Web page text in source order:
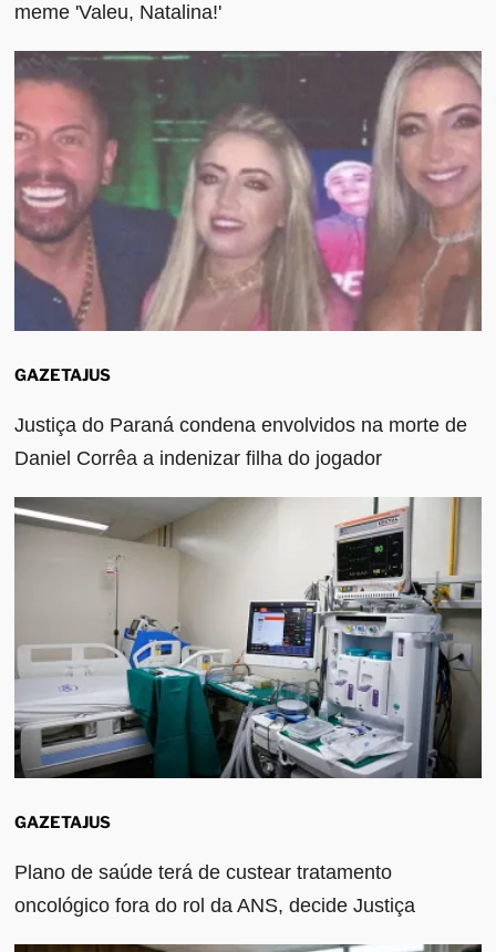
meme 'Valeu, Natalina!'
GAZETAJUS
Justiça do Paraná condena envolvidos na morte de
Daniel Corrêa a indenizar filha do jogador
GAZETAJUS
Plano de saúde terá de custear tratamento
oncológico fora do rol da ANS, decide Justiça